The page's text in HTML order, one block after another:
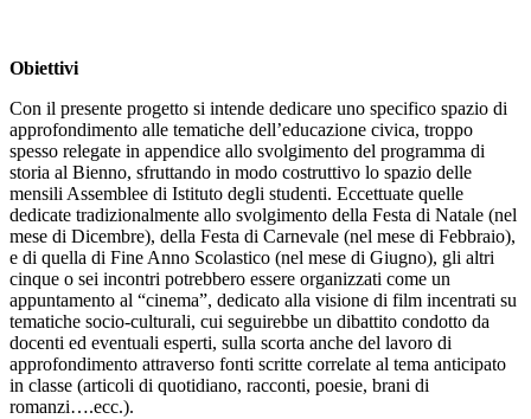
Obiettivi
Con il presente progetto si intende dedicare uno specifico spazio di
approfondimento alle tematiche dell’educazione civica, troppo
spesso relegate in appendice allo svolgimento del programma di
storia al Bienno, sfruttando in modo costruttivo lo spazio delle
mensili Assemblee di Istituto degli studenti. Eccettuate quelle
dedicate tradizionalmente allo svolgimento della Festa di Natale (nel
mese di Dicembre), della Festa di Carnevale (nel mese di Febbraio),
e di quella di Fine Anno Scolastico (nel mese di Giugno), gli altri
cinque o sei incontri potrebbero essere organizzati come un
appuntamento al “cinema”, dedicato alla visione di film incentrati su
tematiche socio-culturali, cui seguirebbe un dibattito condotto da
docenti ed eventuali esperti, sulla scorta anche del lavoro di
approfondimento attraverso fonti scritte correlate al tema anticipato
in classe (articoli di quotidiano, racconti, poesie, brani di
romanzi….ecc.).